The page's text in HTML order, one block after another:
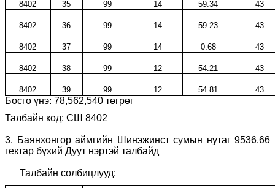
8402 35 99 14 59.34 43
8402 36 99 14 59.23 43
8402 37 99 14 0.68 43
8402 38 99 12 54.21 43
8402 39 99 12 54.81 43
Босго үнэ: 78,562,540 төгрөг
Талбайн код: СШ 8402
3. Баянхонгор аймгийн Шинэжинст сумын нутаг 9536.66
гектар бүхий Дуут нэртэй талбайд
Талбайн солбицлууд: